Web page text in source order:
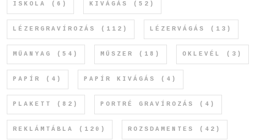
ISKOLA (6) KIVÁGÁS (52)
LÉZERGRAVÍROZÁS (112) LÉZERVÁGÁS (13)
MŰANYAG (54) MŰSZER (18) OKLEVÉL (3)
PAPÍR (4) PAPÍR KIVÁGÁS (4)
PLAKETT (82) PORTRÉ GRAVÍROZÁS (4)
REKLÁMTÁBLA (120) ROZSDAMENTES (42)